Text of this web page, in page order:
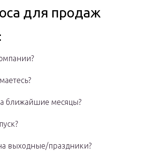
для продаж
ближайшие месяцы?
выходные/праздники?